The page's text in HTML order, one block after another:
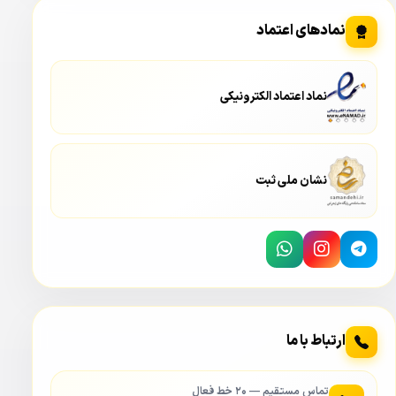
کیلو و ۳۵۰ گرم می باشد واندازه کیس آن ۳۷۵ در ۲۸۷ میلی متر
می باشد.
ارتفاع کیس
متر می باشد. پنل جلوی دستگاه به صورت توری شکل بوده که در
قسمت راست ۴ عدد چراغ بر روی دستگاه قرار دارد. چراغ اول از
راست مربوط به برق دستگاه می باشد و چناچه دستگاه روشن
باشد این چراغ POWER روشن می شود.
چراغ بعدی مربوط به شبکه
می باشد و چانچه دستگاه به مودم یا سوییچ شبکه متصل باشد
این چراغ که با NET نمایش داده می شود.
در صورتیکه در درون دستگاه هارد قرار دهید و
دستگاه 5216AN
S2 داهوا
هارد را شناسایی کرده باشد، چراغ مربوطه در جلوی
دستگاه که با HDD نمایش داده می شود روشن خواهد بود.
نمادهای اعتماد
نماد اعتماد الکترونیکی
نشان ملی ثبت
ارتباط با ما
تماس مستقیم — ۲۰ خط فعال